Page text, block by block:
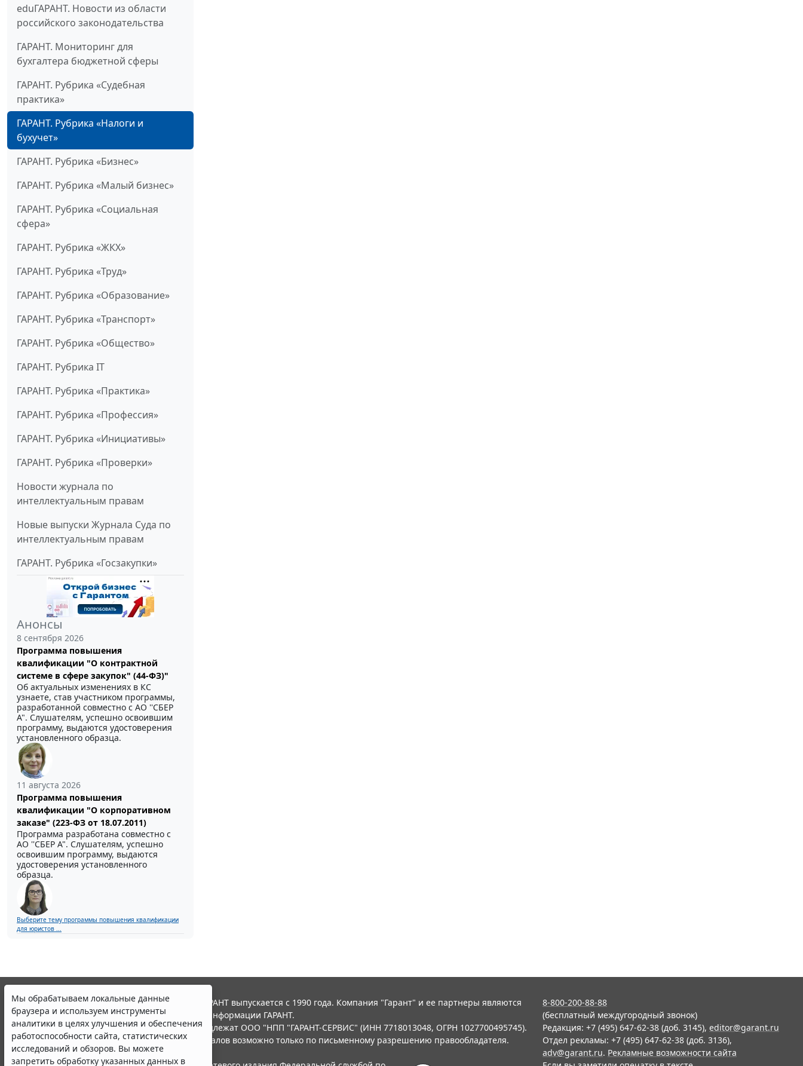
eduГАРАНТ. Новости из области
российского законодательства
ГАРАНТ. Мониторинг для
бухгалтера бюджетной сферы
ГАРАНТ. Рубрика «Судебная
практика»
ГАРАНТ. Рубрика «Налоги и
бухучет»
ГАРАНТ. Рубрика «Бизнес»
ГАРАНТ. Рубрика «Малый бизнес»
ГАРАНТ. Рубрика «Социальная
сфера»
ГАРАНТ. Рубрика «ЖКХ»
ГАРАНТ. Рубрика «Труд»
ГАРАНТ. Рубрика «Образование»
ГАРАНТ. Рубрика «Транспорт»
ГАРАНТ. Рубрика «Общество»
ГАРАНТ. Рубрика IT
ГАРАНТ. Рубрика «Практика»
ГАРАНТ. Рубрика «Профессия»
ГАРАНТ. Рубрика «Инициативы»
ГАРАНТ. Рубрика «Проверки»
Новости журнала по
интеллектуальным правам
Новые выпуски Журнала Суда по
интеллектуальным правам
ГАРАНТ. Рубрика «Госзакупки»
Анонсы
8 сентября 2026
Программа повышения
квалификации "О контрактной
системе в сфере закупок" (44-ФЗ)"
Об актуальных изменениях в КС
узнаете, став участником программы,
разработанной совместно с АО ''СБЕР
А". Слушателям, успешно освоившим
программу, выдаются удостоверения
установленного образца.
11 августа 2026
Программа повышения
квалификации "О корпоративном
заказе" (223-ФЗ от 18.07.2011)
Программа разработана совместно с
АО ''СБЕР А". Слушателям, успешно
освоившим программу, выдаются
удостоверения установленного
образца.
Выберите тему программы повышения квалификации
для юристов ...
Мы обрабатываем локальные данные
браузера и используем инструменты
аналитики в целях улучшения и обеспечения
работоспособности сайта, статистических
исследований и обзоров. Вы можете
запретить обработку указанных данных в
© ООО "НПП "ГАРАНТ-СЕРВИС", 2026. Система ГАРАНТ выпускается с 1990 года. Компания "Гарант" и ее партнеры являются
участниками Российской ассоциации правовой информации ГАРАНТ.
Все права на материалы сайта ГАРАНТ.РУ принадлежат ООО "НПП "ГАРАНТ-СЕРВИС" (ИНН 7718013048, ОГРН 1027700495745).
Полное или частичное воспроизведение материалов возможно только по письменному разрешению правообладателя.
Правила использования портала.
8-800-200-88-88
(бесплатный междугородный звонок)
Редакция: +7 (495) 647-62-38 (доб. 3145), editor@garant.ru
Отдел рекламы: +7 (495) 647-62-38 (доб. 3136),
adv@garant.ru. Рекламные возможности сайта